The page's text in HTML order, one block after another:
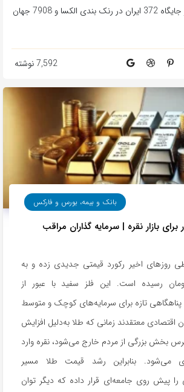
هزار مخاطب بوده و در جایگاه 372 ایران در رنک بندی الکسا و 7908 جهان
7,592 نوشته
بانک و بیمه، بورس و فارکس
بازار نقره | سرمایه گذاران مراقب
طی روزهای اخیر رکورد قیمتی جدیدی زده و به
هزار تومان رسیده است. این فلز سفید با عبور از
تازه برای سرمایه‌های کوچک و متوسط
معتقدند زمانی که طلا به‌دلیل افزایش
بخش بزرگی از مردم خارج می‌شود، نقره وارد
می‌شود. بنابراین رشد قیمت طلا مسیر
را پیش روی جامعه‌ای قرار داده که دیگر توان